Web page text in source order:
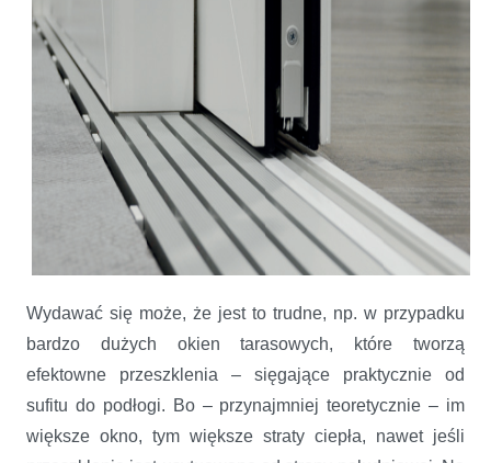
Wydawać się może, że jest to trudne, np. w przypadku
bardzo dużych okien tarasowych, które tworzą
efektowne przeszklenia – sięgające praktycznie od
sufitu do podłogi. Bo – przynajmniej teoretycznie – im
większe okno, tym większe straty ciepła, nawet jeśli